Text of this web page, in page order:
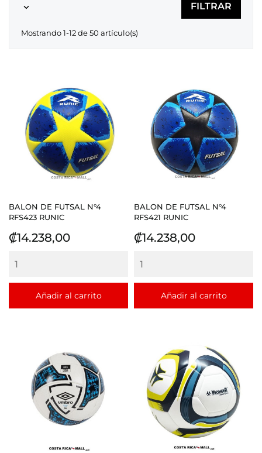
 FILTRAR
Mostrando 1-12 de 50 artículo(s)
BALON DE FUTSAL N°4
RFS423 RUNIC
Precio
₡14.238,00
Añadir al carrito
BALON DE FUTSAL N°4
RFS421 RUNIC
Precio
₡14.238,00
Añadir al carrito